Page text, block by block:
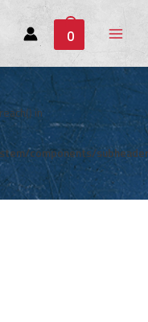
0
Main
Menu
in
components/